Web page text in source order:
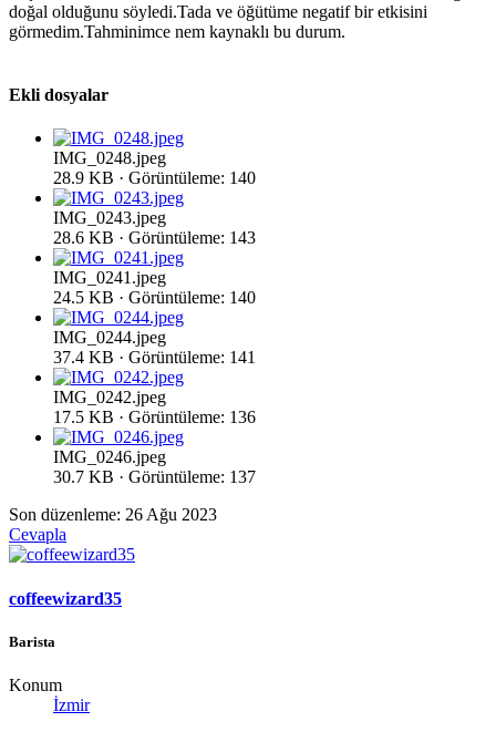
doğal olduğunu söyledi.Tada ve öğütüme negatif bir etkisini
görmedim.Tahminimce nem kaynaklı bu durum.
Ekli dosyalar
IMG_0248.jpeg
28.9 KB · Görüntüleme: 140
IMG_0243.jpeg
28.6 KB · Görüntüleme: 143
IMG_0241.jpeg
24.5 KB · Görüntüleme: 140
IMG_0244.jpeg
37.4 KB · Görüntüleme: 141
IMG_0242.jpeg
17.5 KB · Görüntüleme: 136
IMG_0246.jpeg
30.7 KB · Görüntüleme: 137
Son düzenleme: 26 Ağu 2023
Cevapla
coffeewizard35
Barista
Konum
İzmir